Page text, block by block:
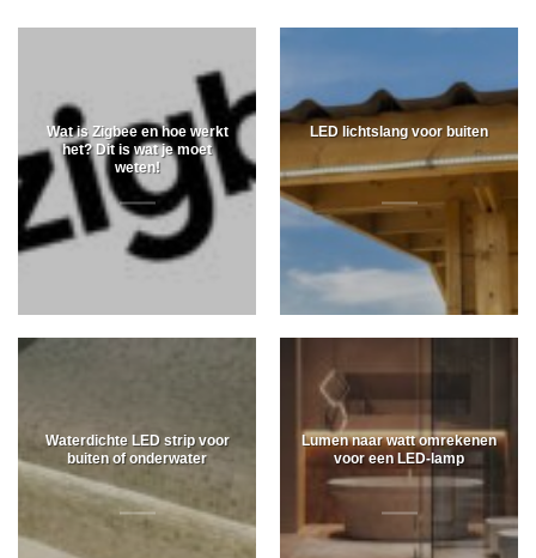
Wat is Zigbee en hoe werkt
het? Dit is wat je moet
weten!
LED lichtslang voor buiten
Waterdichte LED strip voor
buiten of onderwater
Lumen naar watt omrekenen
voor een LED-lamp